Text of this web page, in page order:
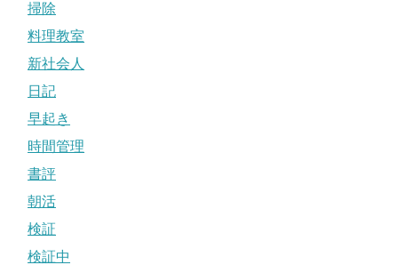
掃除
料理教室
新社会人
日記
早起き
時間管理
書評
朝活
検証
検証中